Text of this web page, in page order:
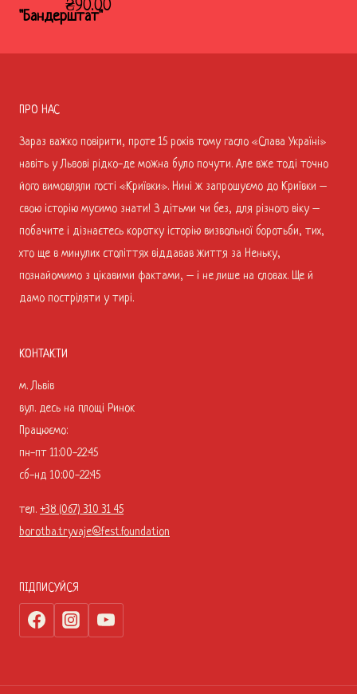
₴90.00
ПРО НАС
Зараз важко повірити, проте 15 років тому гасло «Слава Україні»
навіть у Львові рідко-де можна було почути. Але вже тоді точно
його вимовляли гості «Криївки». Нині ж запрошуємо до Криївки –
свою історію мусимо знати! З дітьми чи без, для різного віку –
побачите і дізнаєтесь коротку історію визвольної боротьби, тих,
хто ще в минулих століттях віддавав життя за Неньку,
познайомимо з цікавими фактами, – і не лише на словах. Ще й
дамо постріляти у тирі.
КОНТАКТИ
м. Львів
вул. десь на площі Ринок
Працюємо:
пн-пт 11:00-22:45
сб-нд 10:00-22:45
тел. +38 (067) 310 31 45
borotba.tryvaje@fest.foundation
ПІДПИСУЙСЯ